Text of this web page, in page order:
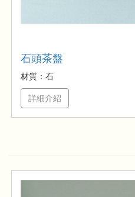
石頭茶盤
材質：石
詳細介紹